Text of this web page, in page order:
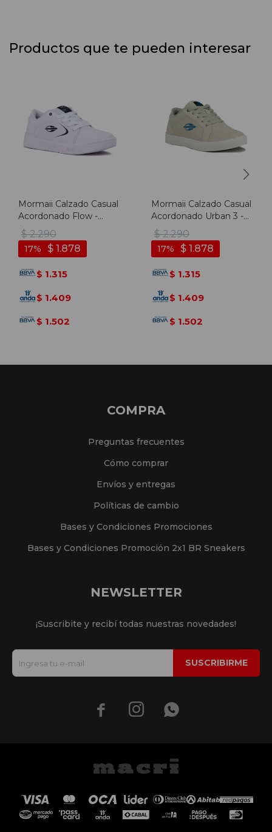
Productos que te pueden interesar
Mormaii Calzado Casual
Acordonado Flow -
Blanco - Blanco
$ 2.290
$ 1.878
17
$ 1.315
$ 1.409
$ 1.502
Mormaii Calzado Casual
Acordonado Urban 3 -
Hielo
$ 2.290
$ 1.878
17
$ 1.315
$ 1.409
$ 1.502
COMPRA
Preguntas frecuentes
Cómo comprar
Envíos y entregas
Políticas de cambio
Bases y Condiciones Promociones
Bases y Condiciones Promoción 2x1 BR Sneakers
NEWSLETTER
¡Suscribite y recibí todas nuestras novedades!
SUSCRIBIRME
  